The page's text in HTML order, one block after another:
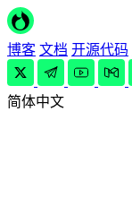
博客 文档 开源代码
简体中文